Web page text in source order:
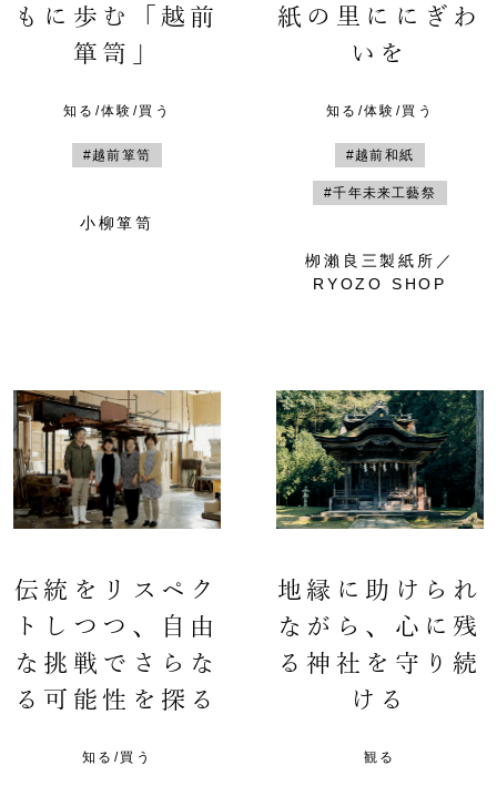
もに歩む「越前
箪笥」
知る/体験/買う
#越前箪笥
小柳箪笥
紙の里ににぎわ
いを
知る/体験/買う
#越前和紙
#千年未来工藝祭
栁瀨良三製紙所／
RYOZO SHOP
伝統をリスペク
トしつつ、自由
な挑戦でさらな
る可能性を探る
知る/買う
地縁に助けられ
ながら、心に残
る神社を守り続
ける
観る